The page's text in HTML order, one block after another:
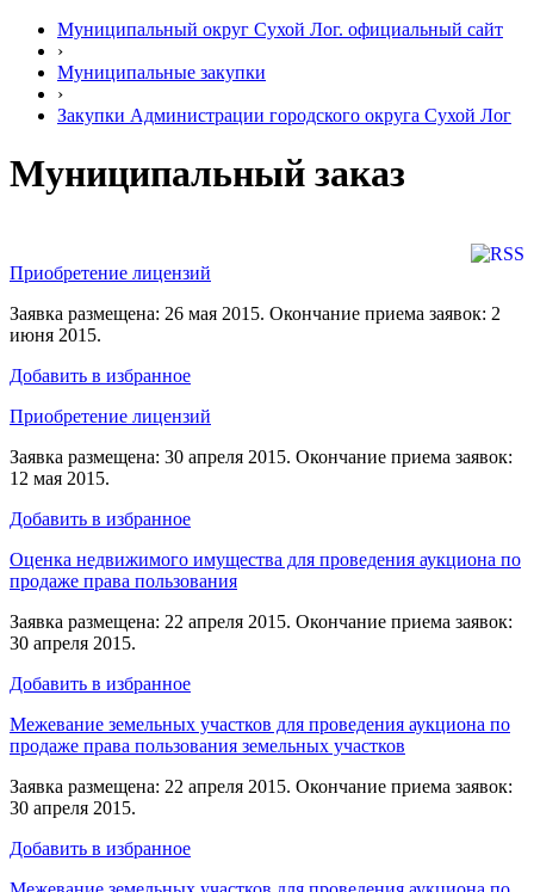
Муниципальный округ Сухой Лог. официальный сайт
›
Муниципальные закупки
›
Закупки Администрации городского округа Сухой Лог
Муниципальный заказ
Приобретение лицензий
Заявка размещена: 26 мая 2015. Окончание приема заявок: 2
июня 2015.
Добавить в избранное
Приобретение лицензий
Заявка размещена: 30 апреля 2015. Окончание приема заявок:
12 мая 2015.
Добавить в избранное
Оценка недвижимого имущества для проведения аукциона по
продаже права пользования
Заявка размещена: 22 апреля 2015. Окончание приема заявок:
30 апреля 2015.
Добавить в избранное
Межевание земельных участков для проведения аукциона по
продаже права пользования земельных участков
Заявка размещена: 22 апреля 2015. Окончание приема заявок:
30 апреля 2015.
Добавить в избранное